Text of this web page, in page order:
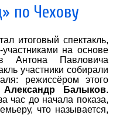
по Чехову
итоговый спектакль,
на основе
Антона Павловича
участники собирали
режиссёром этого
Александр Балыков.
час до начала показа,
что называется,